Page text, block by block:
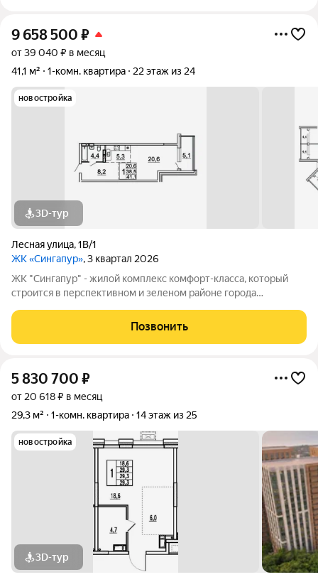
9 658 500 ₽
от 39 040 ₽ в месяц
41,1 м²
1-комн. квартира 22 этаж из 24
новостройка
3D-тур
Лесная улица,1В/1
ЖК «Сингапур», 3 квартал 2026
ЖК "Сингапур" - жилой комплекс комфорт-класса, который
строится в перспективном и зеленом районе города
домов, объединенных общим стилобатом, и двух этажей
подземного паркинга на 298
Позвонить
5 830 700 ₽
от 20 618 ₽ в месяц
29,3 м²
1-комн. квартира 14 этаж из 25
новостройка
3D-тур